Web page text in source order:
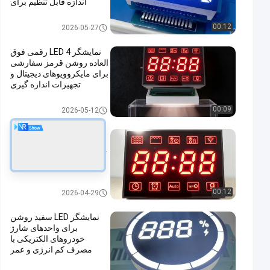
00:12
2026-05-27
00:09
نمایشگر LED 4 رقمی فوق
العاده روشن قرمز سفارشی
برای مایکروویوهای دیجیتال و
تجهیزات اندازه گیری
2026-05-12
00:12
های دیجیتال
2026-04-29
نمایشگر LED سفید روشن
برای واحدهای شارژ
خودروهای الکتریکی با
مصرف کم انرژی و عمر